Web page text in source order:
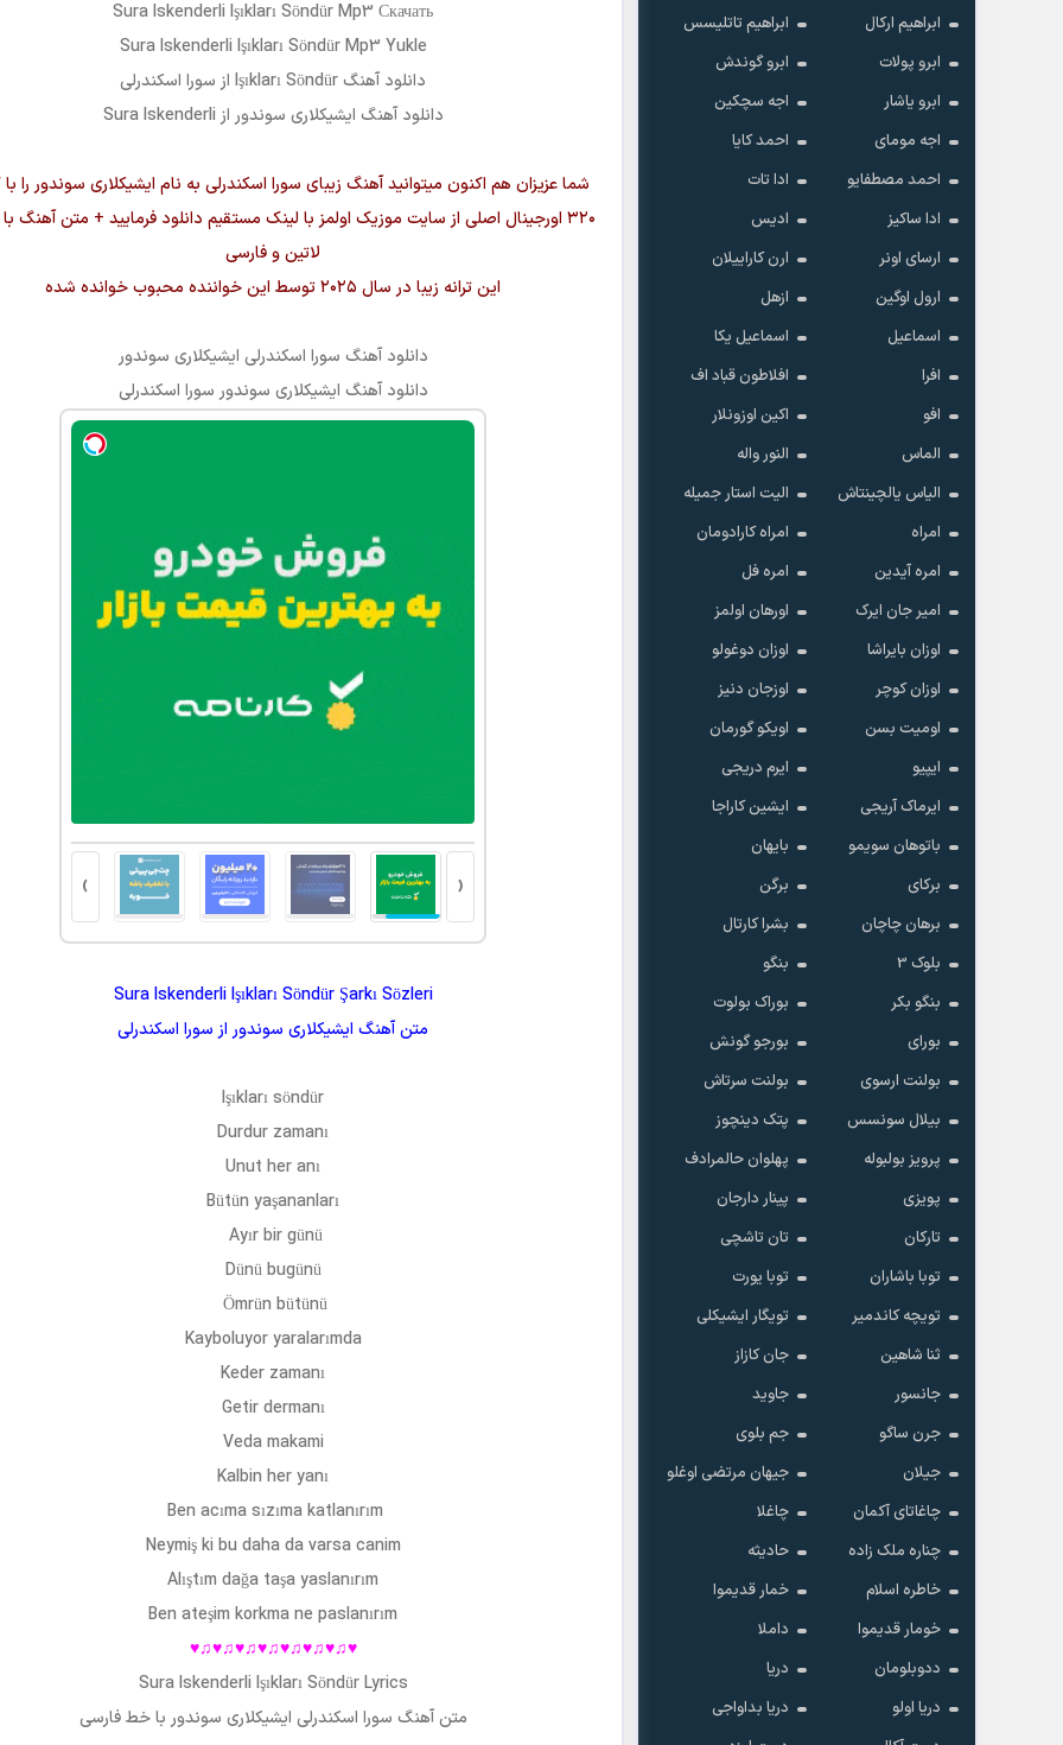
ابراهیم ارکال
ابراهیم تاتلیسس
ابرو پولات
ابرو گوندش
ابرو یاشار
اجه سچکین
اجه مومای
احمد کایا
احمد مصطفایو
ادا تات
ادا ساکیز
ادیس
ارسای اونر
ارن کاراییلان
ارول اوگین
ازهل
اسماعیل
اسماعیل یکا
افرا
افلاطون قباد اف
افو
اکین اوزونلار
الماس
النور واله
الیاس یالچینتاش
الیت استار جمیله
امراه
امراه کارادومان
امره آیدین
امره فل
امیر جان ایرک
اورهان اولمز
اوزان بایراشا
اوزان دوغولو
اوزان کوچر
اوزجان دنیز
اومیت بسن
اویکو گورمان
ایپیو
ایرم دریجی
ایرماک آریجی
ایشین کاراجا
باتوهان سویمو
بایهان
برکای
برگن
برهان چاچان
بشرا کارتال
بلوک 3
بنگو
بنگو بکر
بوراک بولوت
بورای
بورجو گونش
بولنت ارسوی
بولنت سرتاش
بیلال سونسس
پتک دینچوز
پرویز بولبوله
پهلوان حالمرادف
پویزی
پینار دارجان
تارکان
تان تاشچی
توبا باشاران
توبا یورت
تویچه کاندمیر
تویگار ایشیکلی
ثنا شاهین
جان کازاز
جانسور
جاوید
جرن ساگو
جم بلوی
جیلان
جیهان مرتضی اوغلو
چاغاتای آکمان
چاغلا
چناره ملک زاده
حادیثه
خاطره اسلام
خمار قدیموا
خومار قدیموا
داملا
ددوبلومان
دریا
دریا اولو
دریا بداواجی
Sura Iskenderli Işıkları Söndür Mp3 Скачать
Sura Iskenderli Işıkları Söndür Mp3 Yukle
دانلود آهنگ Işıkları Söndür از سورا اسکندرلی
دانلود آهنگ ایشیکلاری سوندور از Sura Iskenderli
شما عزیزان هم اکنون میتوانید آهنگ زیبای سورا اسکندرلی به نام ایشیکلاری سوندوررا
۳۲۰ اورجینال اصلی از سایت موزیک اولمز با لینک مستقیم دانلود فرمایید + متن آهنگ
لاتین و فارسی
این ترانه زیبا در سال ۲۰۲۵ توسط این خواننده محبوب خوانده شده
دانلود آهنگ سورا اسکندرلی ایشیکلاری سوندور
دانلود آهنگ ایشیکلاری سوندور سورا اسکندرلی
‹
›
Sura Iskenderli Işıkları Söndür Şarkı Sözleri
متن آهنگ ایشیکلاری سوندورازسورا اسکندرلی
Işıkları söndür
Durdur zamanı
Unut her anı
Bütün yaşananları
Ayır bir günü
Dünü bugünü
Ömrün bütünü
Kayboluyor yaralarımda
Keder zamanı
Getir dermanı
Veda makami
Kalbin her yanı
Ben acıma sızıma katlanırım
Neymiş ki bu daha da varsa canim
Alıştım dağa taşa yaslanırım
Ben ateşim korkma ne paslanırım
♥♫♥♫♥♫♥♫♥♫♥♫♥♫♥
Sura Iskenderli Işıkları Söndür Lyrics
متن آهنگ سورا اسکندرلی ایشیکلاری سوندور با خط فارسی